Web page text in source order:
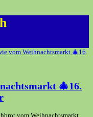
🎄16.
vom Weihnachtsmarkt